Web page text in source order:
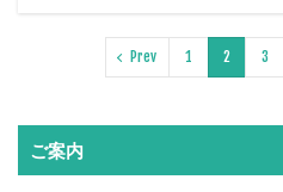
Prev 1 2 3
ご案内